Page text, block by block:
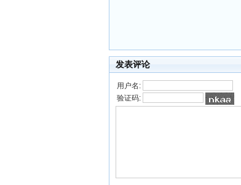
发表评论
用户名:
验证码: